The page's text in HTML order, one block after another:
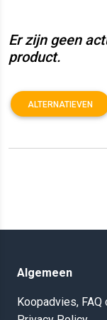
Er zijn geen
product.
ALTERNATIEVEN
Algemeen
Koopadvies, FAQ